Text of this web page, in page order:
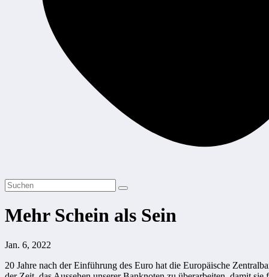
Mehr Schein als Sein
Jan. 6, 2022
20 Jahre nach der Einführung des Euro hat die Europäische